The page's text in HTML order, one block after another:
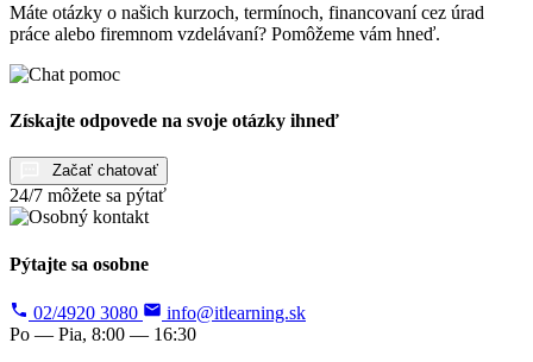
Máte otázky o našich kurzoch, termínoch, financovaní cez úrad
práce alebo firemnom vzdelávaní? Pomôžeme vám hneď.
Získajte odpovede na svoje otázky ihneď
Začať chatovať
24/7 môžete sa pýtať
Pýtajte sa osobne
02/4920 3080
info@itlearning.sk
Po — Pia, 8:00 — 16:30